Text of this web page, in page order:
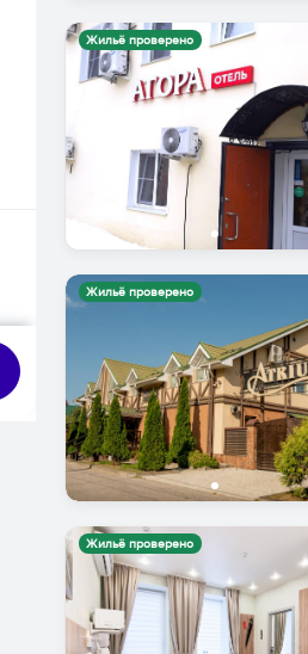
Жильё проверено
Жильё проверено
Жильё проверено